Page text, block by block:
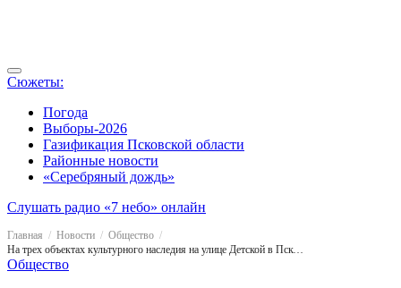
Сюжеты:
Погода
Выборы-2026
Газификация Псковской области
Районные новости
«Серебряный дождь»
Слушать радио «7 небо» онлайн
Главная Новости
Общество
На трех объектах культурного наследия на улице Детской в Пскове идут ремонтно-реставрационные работы
Общество